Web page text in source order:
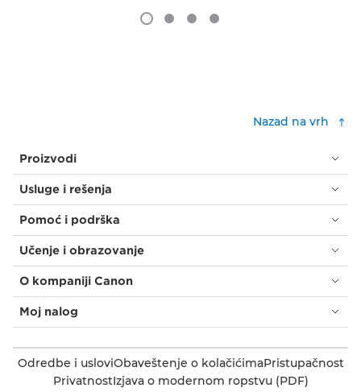
Nazad na vrh
Proizvodi
Usluge i rešenja
Pomoć i podrška
Učenje i obrazovanje
O kompaniji Canon
Moj nalog
Odredbe i usloviObaveštenje o kolačićimaPristupačnost
PrivatnostIzjava o modernom ropstvu (PDF)